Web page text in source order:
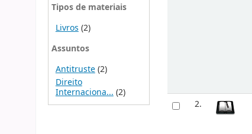
Tipos de materiais
Livros (2)
Assuntos
Antitruste(2)
Direito
Internaciona... (2)
2.